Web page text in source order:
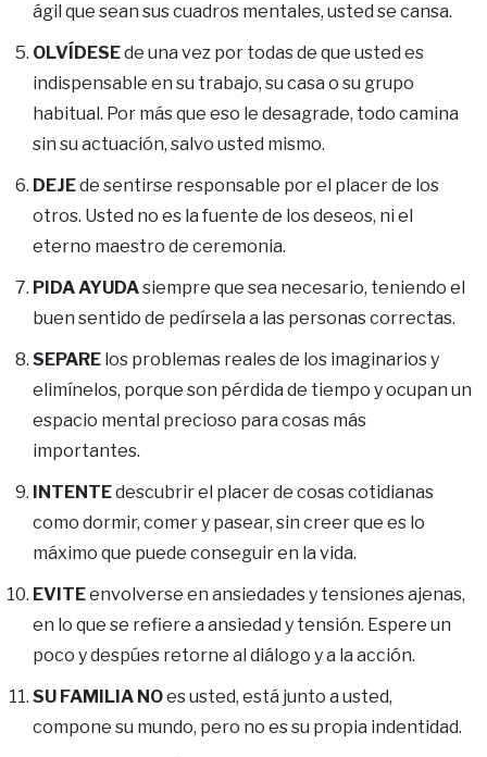
ágil que sean sus cuadros mentales, usted se cansa.
OLVÍDESEde una vez por todas de que usted es
indispensable en su trabajo, su casa o su grupo
habitual. Por más que eso le desagrade, todo camina
sin su actuación, salvo usted mismo.
DEJEde sentirse responsable por el placer de los
otros. Usted no es la fuente de los deseos, ni el
eterno maestro de ceremonia.
PIDA AYUDAsiempre que sea necesario, teniendo el
buen sentido de pedírsela a las personas correctas.
SEPARE los problemas reales de los imaginarios y
elimínelos, porque son pérdida de tiempo y ocupan un
espacio mental precioso para cosas más
importantes.
INTENTEdescubrir el placer de cosas cotidianas
como dormir, comer y pasear, sin creer que es lo
máximo que puede conseguir en la vida.
EVITEenvolverse en ansiedades y tensiones ajenas,
en lo que se refiere a ansiedad y tensión. Espere un
poco y despúes retorne al diálogo y a la acción.
SU FAMILIA NOes usted, está junto a usted,
compone su mundo, pero no es su propia indentidad.